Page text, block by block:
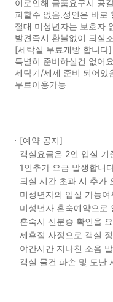
이로인해 금품요구시 공
피할수 없음.성인은 바로
절대 미성년자는 보호자
발견즉시 환불없이 퇴실
[세탁실 무료개방 합니다]
특별히 준비하실건 없어요
세탁기/세제 준비 되어있
무료이용가능
[예약 공지]
객실요금은 2인 입실
1인추가 요금 발생합니
퇴실 시간 초과 시 추가
미성년자의 입실 가능
미성년자 혼숙예약으로
혼숙시 신분증 확인을
제휴점 사정으로 객실
야간시간 지나친 소음
객실 물건 파손 및 도난